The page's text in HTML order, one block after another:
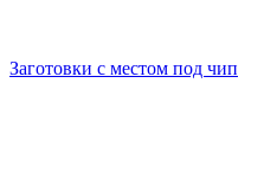
Заготовки с местом под чип